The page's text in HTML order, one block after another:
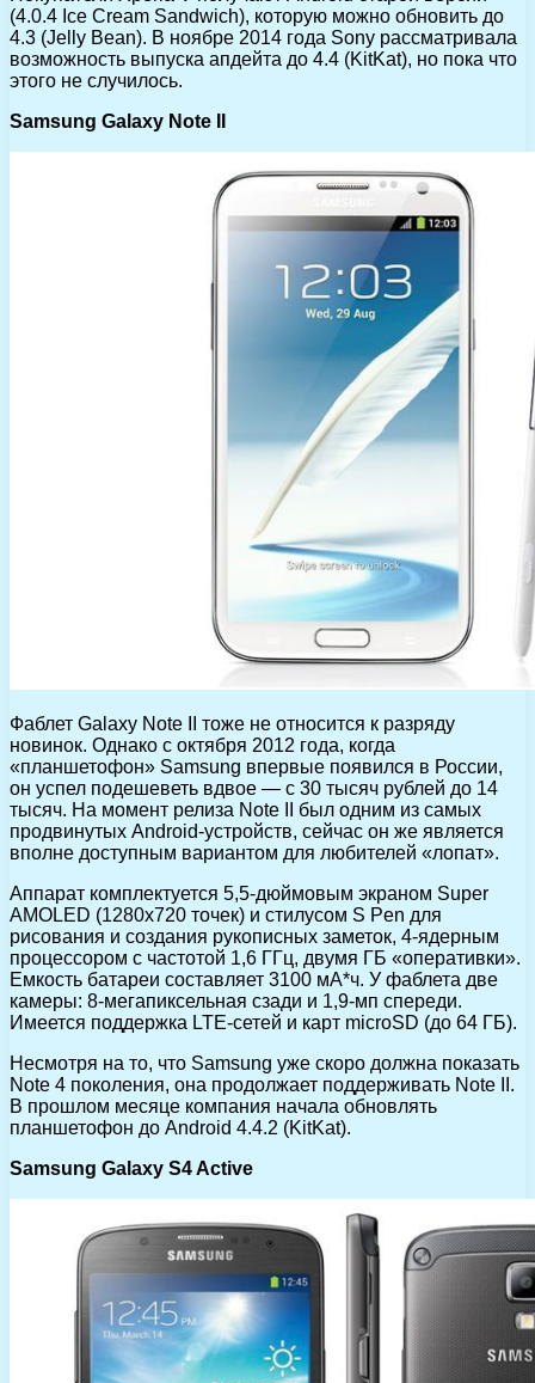
(4.0.4 Ice Cream Sandwich), которую можно обновить до
4.3 (Jelly Bean). В ноябре 2014 года Sony рассматривала
возможность выпуска апдейта до 4.4 (KitKat), но пока что
этого не случилось.
Samsung Galaxy Note II
Фаблет Galaxy Note II тоже не относится к разряду
новинок. Однако с октября 2012 года, когда
«планшетофон» Samsung впервые появился в России,
он успел подешеветь вдвое — с 30 тысяч рублей до 14
тысяч. На момент релиза Note II был одним из самых
продвинутых Android-устройств, сейчас он же является
вполне доступным вариантом для любителей «лопат».
Аппарат комплектуется 5,5-дюймовым экраном Super
AMOLED (1280х720 точек) и стилусом S Pen для
рисования и создания рукописных заметок, 4-ядерным
процессором с частотой 1,6 ГГц, двумя ГБ «оперативки».
Емкость батареи составляет 3100 мА*ч. У фаблета две
камеры: 8-мегапиксельная сзади и 1,9-мп спереди.
Имеется поддержка LTE-сетей и карт microSD (до 64 ГБ).
Несмотря на то, что Samsung уже скоро должна показать
Note 4 поколения, она продолжает поддерживать Note II.
В прошлом месяце компания начала обновлять
планшетофон до Android 4.4.2 (KitKat).
Samsung Galaxy S4 Active